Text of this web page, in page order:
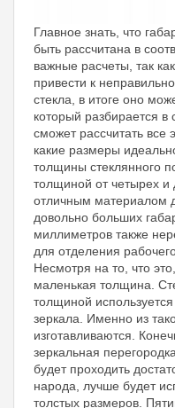
Главное знать, что
быть рассчитана в
важные расчеты, так
привести к
стекла, в итоге оно
который разбирается в
сможет рассчитать все
какие размеры
толщины стеклянного
толщиной от четырех
отличным материалом
довольно больших
миллиметров также
для отделения
Несмотря на то, что
маленькая толщина.
толщиной
зеркала. Именно из
изготавливаются.
зеркальная
будет проходить
народа, лучше будет
толстых размеров.